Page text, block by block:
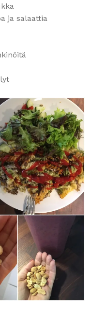
ja salaattia